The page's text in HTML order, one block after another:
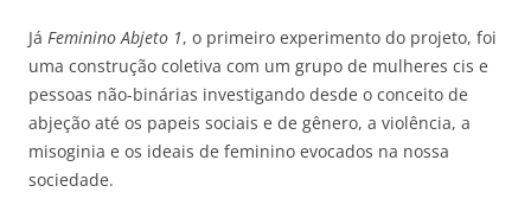
Já Feminino Abjeto 1, o primeiro experimento do projeto, foi
uma construção coletiva com um grupo de mulheres cis e
pessoas não-binárias investigando desde o conceito de
abjeção até os papeis sociais e de gênero, a violência, a
misoginia e os ideais de feminino evocados na nossa
sociedade.